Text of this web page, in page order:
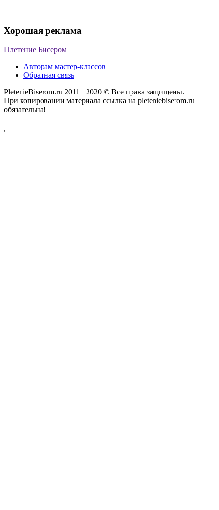
Хорошая реклама
Плетение Бисером
Авторам мастер-классов
Обратная связь
PletenieBiserom.ru 2011 - 2020 © Все права защищены.
При копировании материала ссылка на pleteniebiserom.ru
обязательна!
,